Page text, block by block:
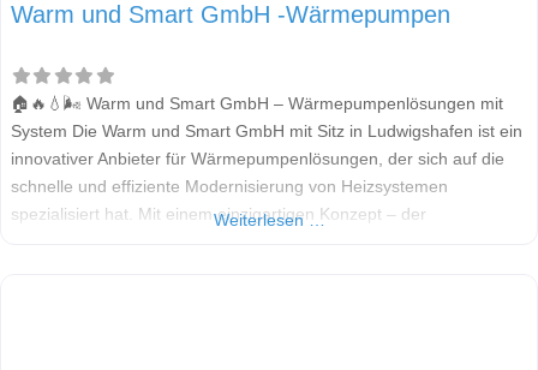
Warm und Smart GmbH -Wärmepumpen
🏠🔥💧🌬️ Warm und Smart GmbH – Wärmepumpenlösungen mit
System Die Warm und Smart GmbH mit Sitz in Ludwigshafen ist ein
innovativer Anbieter für Wärmepumpenlösungen, der sich auf die
schnelle und effiziente Modernisierung von Heizsystemen
spezialisiert hat. Mit einem einzigartigen Konzept – der
Weiterlesen …